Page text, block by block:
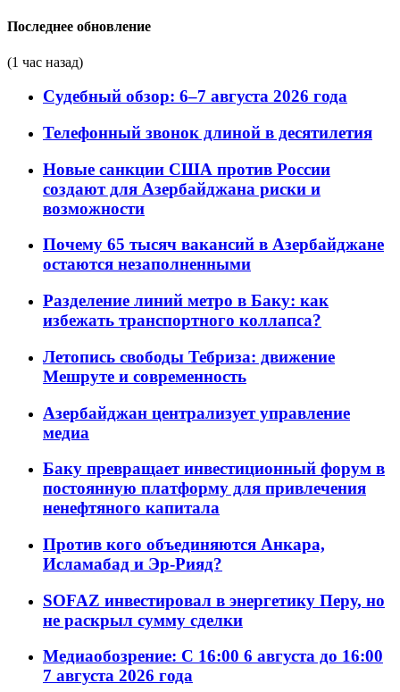
Последнее обновление
(1 час назад)
Судебный обзор: 6–7 августа 2026 года
Телефонный звонок длиной в десятилетия
Новые санкции США против России
создают для Азербайджана риски и
возможности
Почему 65 тысяч вакансий в Азербайджане
остаются незаполненными
Разделение линий метро в Баку: как
избежать транспортного коллапса?
Летопись свободы Тебриза: движение
Мешруте и современность
Азербайджан централизует управление
медиа
Баку превращает инвестиционный форум в
постоянную платформу для привлечения
ненефтяного капитала
Против кого объединяются Анкара,
Исламабад и Эр-Рияд?
SOFAZ инвестировал в энергетику Перу, но
не раскрыл сумму сделки
Медиаобозрение: С 16:00 6 августа до 16:00
7 августа 2026 года